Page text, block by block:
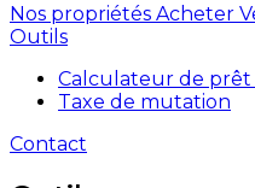
Nos propriétés Acheter
Outils
Calculateur de
Taxe de mutation
Contact